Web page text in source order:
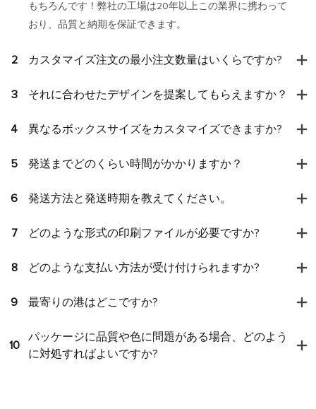
もちろんです！弊社の工場は20年以上この業界に携わって
おり、品質と納期を保証できます。
2 カスタマイズ注文の最小注文数量はいくらですか?
3 それに合わせたデザインを提案してもらえますか？
4 異なるボックスサイズをカスタマイズできますか?
5 発送までどのくらい時間がかかりますか？
6 発送方法と発送時期を教えてください。
7 どのような形式の印刷ファイルが必要ですか?
8 どのような支払い方法が受け付けられますか?
9 最寄りの港はどこですか?
10
パッケージに品質や色に問題がある場合、どのよう
に対処すればよいですか?